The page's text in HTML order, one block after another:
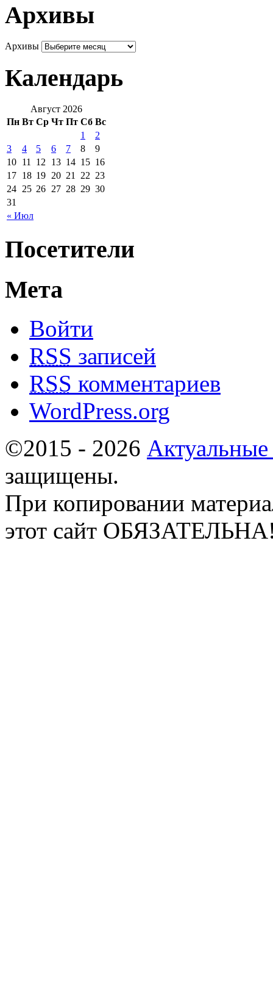
Архивы
Архивы
Календарь
Август 2026
Пн Вт Ср Чт Пт Сб Вс
« Июл
1
2
3
4 5 6 7 8
9
10 11 12 13 14 15 16
17 18 19 20 21 22 23
24 25 26 27 28 29 30
31
Посетители
Мета
Войти
RSS записей
RSS комментариев
WordPress.org
©2015 - 2026
защищены.
При копировании
этот сайт